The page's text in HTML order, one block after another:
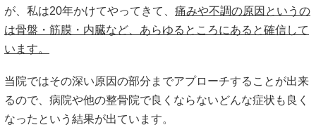
が、私は20年かけてやってきて、 痛みや不調の原因というの
は骨盤・筋膜・内臓など、あらゆるところにあると確信して
います。
当院ではその深い原因の部分までアプローチすることが出来
るので、病院や他の整骨院で良くならないどんな症状も良く
なったという結果が出ています。